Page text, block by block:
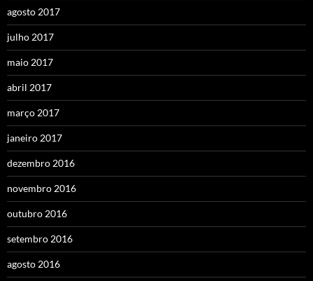
agosto 2017
julho 2017
maio 2017
abril 2017
março 2017
janeiro 2017
dezembro 2016
novembro 2016
outubro 2016
setembro 2016
agosto 2016